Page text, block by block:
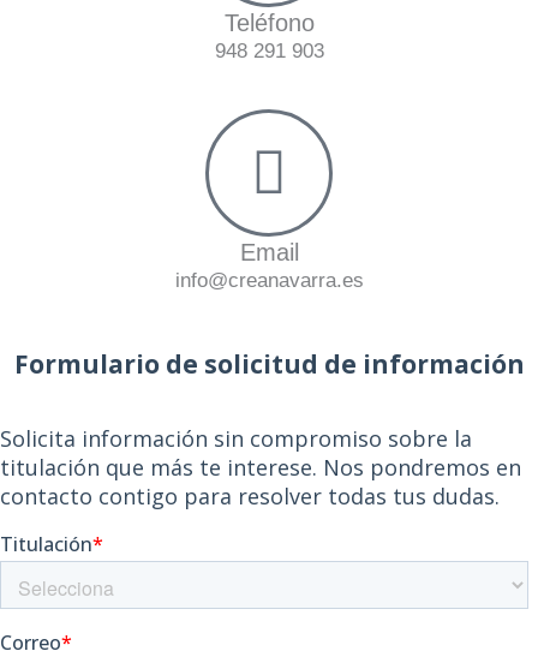
Teléfono
948 291 903
Email
info@creanavarra.es